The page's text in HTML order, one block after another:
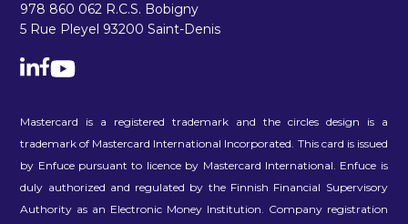
978 860 062 R.C.S. Bobigny
5 Rue Pleyel 93200 Saint-Denis
Mastercard is a registered trademark and the circles design is a
trademark of Mastercard International Incorporated. This card is issued
by Enfuce pursuant to licence by Mastercard International. Enfuce is
duly authorized and regulated by the Finnish Financial Supervisory
Authority as an Electronic Money Institution. Company registration